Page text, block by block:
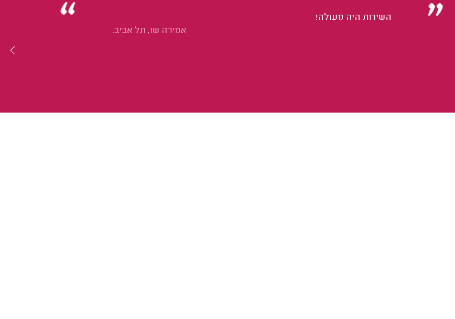
השירות היה מעולה!
אמירה שו, תל אביב.